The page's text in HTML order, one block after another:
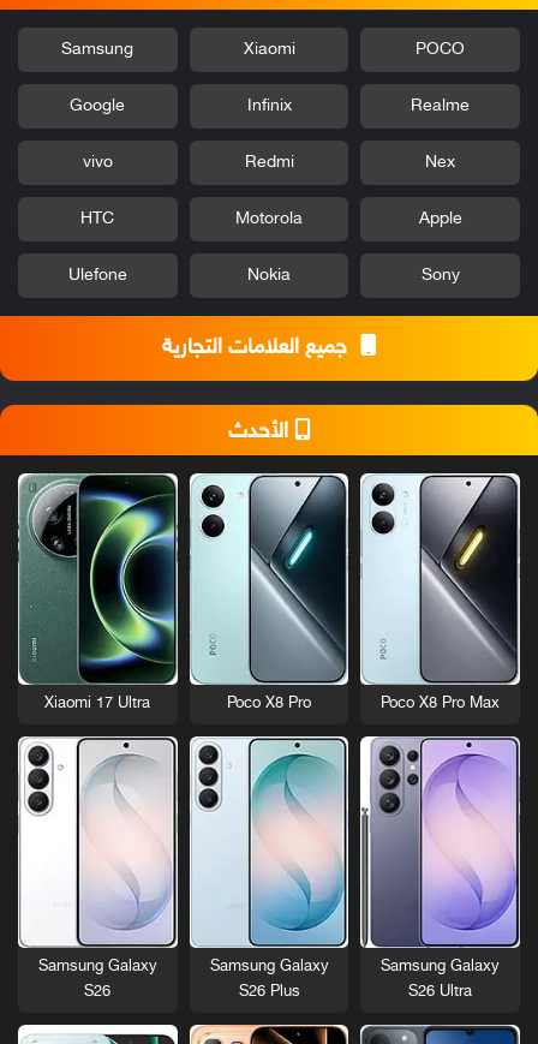
POCO
Xiaomi
Samsung
Realme
Infinix
Google
Nex
Redmi
vivo
Apple
Motorola
HTC
Sony
Nokia
Ulefone
جميع العلامات التجارية
الأحدث
Poco X8 Pro Max
Poco X8 Pro
Xiaomi 17 Ultra
Samsung Galaxy
S26 Ultra
Samsung Galaxy
S26 Plus
Samsung Galaxy
S26